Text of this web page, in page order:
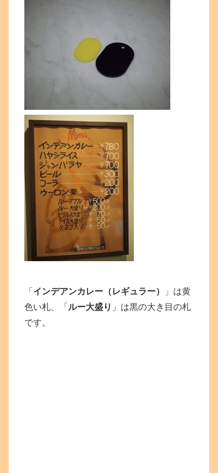
「 インデアンカレー（レギュラー）
」は黄
色い札、「 ルー大盛り 」は黒の大き目の札
です。